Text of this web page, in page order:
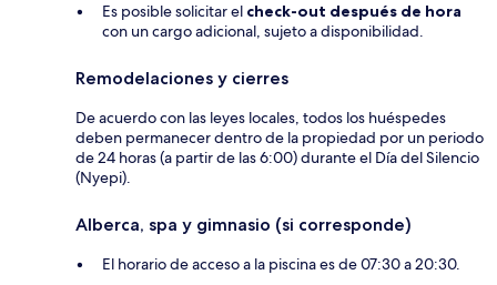
Es posible solicitar el check-out después de hora
con un cargo adicional, sujeto a disponibilidad.
Remodelaciones y cierres
De acuerdo con las leyes locales, todos los huéspedes
deben permanecer dentro de la propiedad por un periodo
de 24 horas (a partir de las 6:00) durante el Día del Silencio
(Nyepi).
Alberca, spa y gimnasio (si corresponde)
El horario de acceso a la piscina es de 07:30 a 20:30.